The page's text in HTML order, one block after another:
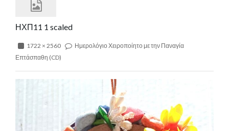
ΗΧΠ11 1 scaled
1722 × 2560
Ημερολόγιο Χειροποίητο με την Παναγία
Επτάσπαθη (CD)